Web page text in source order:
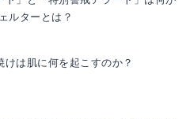
ルターとは？
けは肌に何を起こすのか？